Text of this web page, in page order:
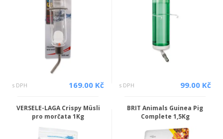
s DPH 169.00 Kč s DPH 99.00 Kč
VERSELE-LAGA Crispy Müsli
pro morčata 1Kg
BRIT Animals Guinea Pig
Complete 1,5Kg